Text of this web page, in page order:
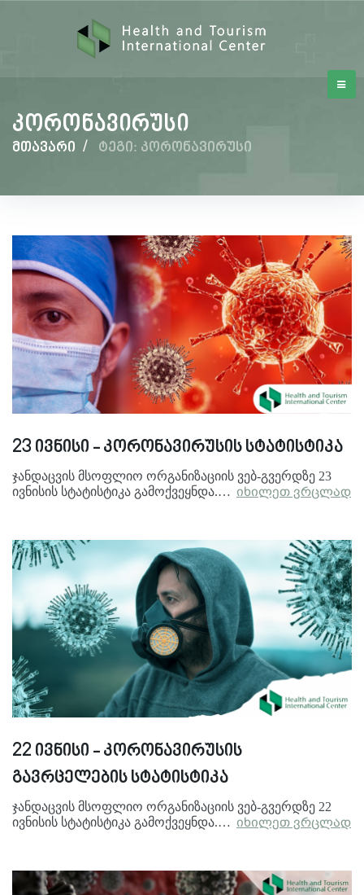
კორონავირუსი
მთავარი / ტეგი: კორონავირუსი
კორონავირუსი
23 ივნისი - კორონავირუსის სტატისტიკა
ჯანდაცვის მსოფლიო ორგანიზაციის ვებ-გვერდზე 23
ივნისის სტატისტიკა გამოქვეყნდა.… იხილეთ ვრცლად
22 ივნისი - კორონავირუსის
გავრცელების სტატისტიკა
ჯანდაცვის მსოფლიო ორგანიზაციის ვებ-გვერდზე 22
ივნისის სტატისტიკა გამოქვეყნდა.… იხილეთ ვრცლად